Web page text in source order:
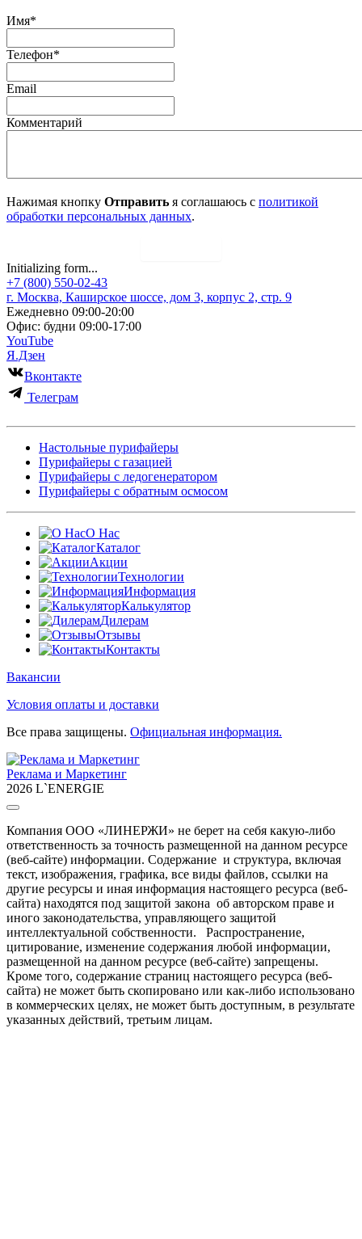
Имя*
Телефон*
Email
Комментарий
Нажимая кнопку Отправить я соглашаюсь с политикой
обработки персональных данных.
Initializing form...
+7 (800) 550-02-43
г. Москва, Каширское шоссе, дом 3, корпус 2, стр. 9
Ежедневно 09:00-20:00
Офис: будни 09:00-17:00
YouTube
Я.Дзен
Вконтакте
Телеграм
Настольные пурифайеры
Пурифайеры с газацией
Пурифайеры с ледогенератором
Пурифайеры с обратным осмосом
О Нас
Каталог
Акции
Технологии
Информация
Калькулятор
Дилерам
Отзывы
Контакты
Вакансии
Условия оплаты и доставки
Все права защищены. Официальная информация.
Реклама и Маркетинг
2026 L`ENERGIE
Компания ООО «ЛИНЕРЖИ» не берет на себя какую-либо
ответственность за точность размещенной на данном ресурсе
(веб-сайте) информации. Содержание и структура, включая
текст, изображения, графика, все виды файлов, ссылки на
другие ресурсы и иная информация настоящего ресурса (веб-
сайта) находятся под защитой закона об авторском праве и
иного законодательства, управляющего защитой
интеллектуальной собственности. Распространение,
цитирование, изменение содержания любой информации,
размещенной на данном ресурсе (веб-сайте) запрещены.
Кроме того, содержание страниц настоящего ресурса (веб-
сайта) не может быть скопировано или как-либо использовано
в коммерческих целях, не может быть доступным, в результате
указанных действий, третьим лицам.